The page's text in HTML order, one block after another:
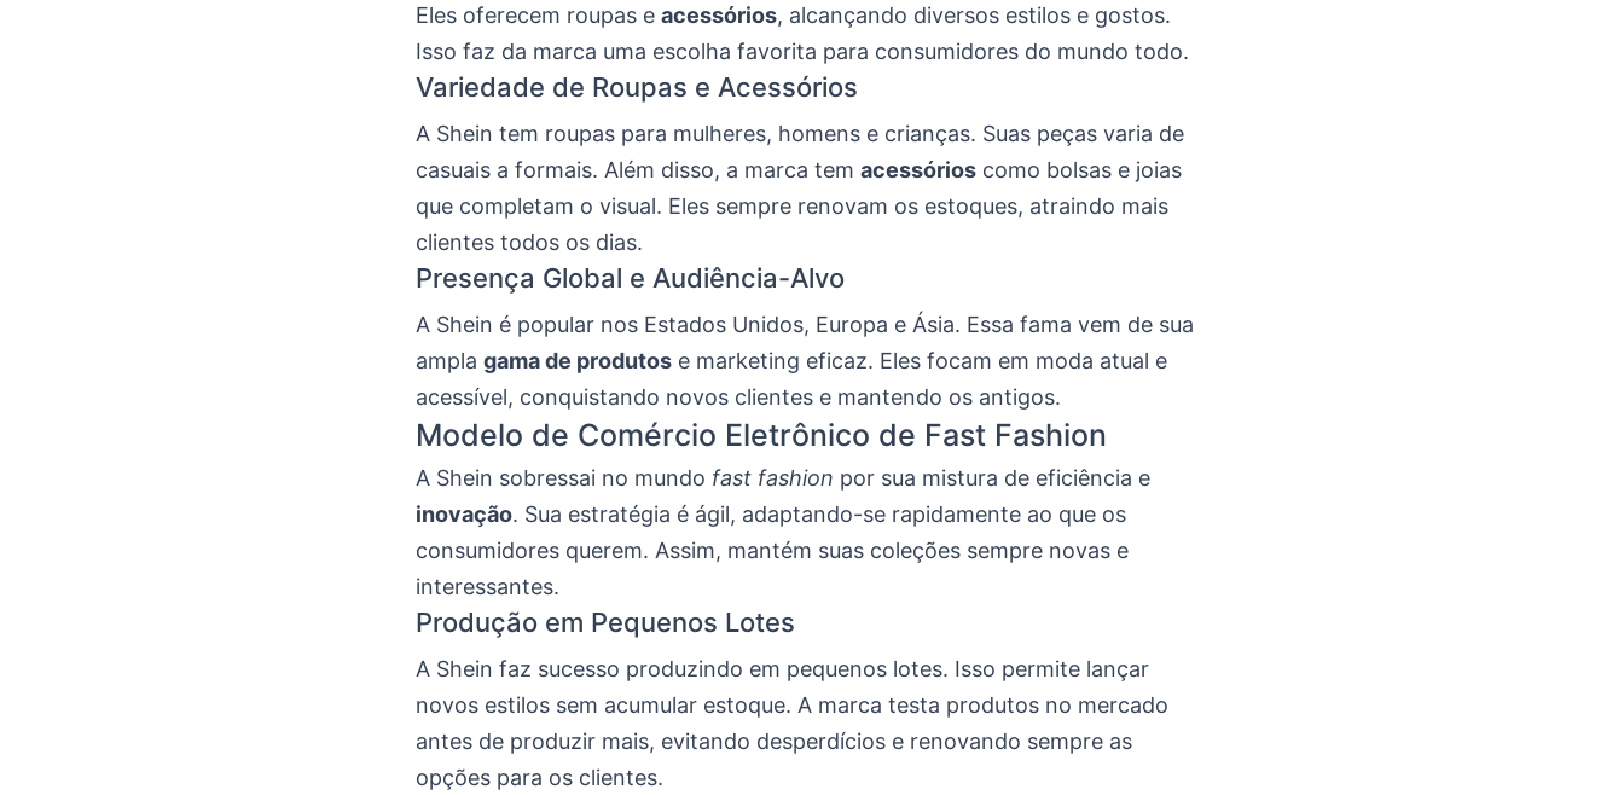
Eles oferecem roupas e acessórios, alcançando diversos estilos e gostos.
Isso faz da marca uma escolha favorita para consumidores do mundo todo.
Variedade de Roupas e Acessórios
A Shein tem roupas para mulheres, homens e crianças. Suas peças varia de
casuais a formais. Além disso, a marca tem acessórios como bolsas e joias
que completam o visual. Eles sempre renovam os estoques, atraindo mais
clientes todos os dias.
Presença Global e Audiência-Alvo
A Shein é popular nos Estados Unidos, Europa e Ásia. Essa fama vem de sua
ampla gama de produtos e marketing eficaz. Eles focam em moda atual e
acessível, conquistando novos clientes e mantendo os antigos.
Modelo de Comércio Eletrônico de Fast Fashion
A Shein sobressai no mundo fast fashion por sua mistura de eficiência e
inovação. Sua estratégia é ágil, adaptando-se rapidamente ao que os
consumidores querem. Assim, mantém suas coleções sempre novas e
interessantes.
Produção em Pequenos Lotes
A Shein faz sucesso produzindo em pequenos lotes. Isso permite lançar
novos estilos sem acumular estoque. A marca testa produtos no mercado
antes de produzir mais, evitando desperdícios e renovando sempre as
opções para os clientes.